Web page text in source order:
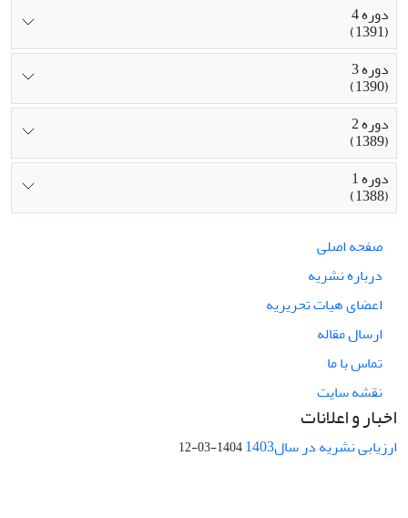
دوره 4
(1391)
دوره 3
(1390)
دوره 2
(1389)
دوره 1
(1388)
صفحه اصلی
درباره نشریه
اعضای هیات تحریریه
ارسال مقاله
تماس با ما
نقشه سایت
اخبار و اعلانات
ارزیابی نشریه در سال1403 1404-03-12